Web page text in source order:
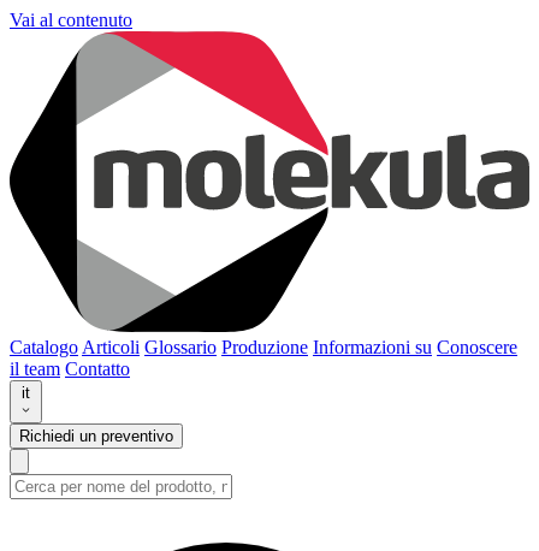
Vai al contenuto
Catalogo Articoli Glossario Produzione Informazioni su Conoscere
il team Contatto
it
Richiedi un preventivo